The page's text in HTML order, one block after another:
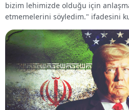
bizim lehimizde olduğu için
etmemelerini söyledim." ifadesini